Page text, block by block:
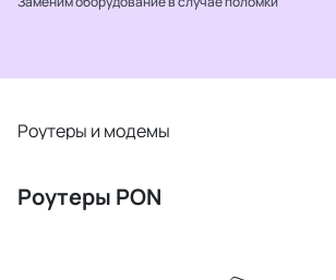
Роутеры и модемы
Роутеры PON